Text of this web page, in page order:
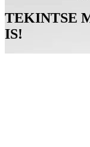
TEKINTSE
IS!